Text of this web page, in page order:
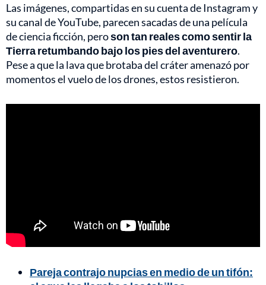
Las imágenes, compartidas en su cuenta de Instagram y
su canal de YouTube, parecen sacadas de una película
de ciencia ficción, peroson tan reales como sentir la
Tierra retumbando bajo los pies del aventurero.
Pese a que la lava que brotaba del cráter amenazó por
momentos el vuelo de los drones, estos resistieron.
Pareja contrajo nupcias en medio de un tifón: